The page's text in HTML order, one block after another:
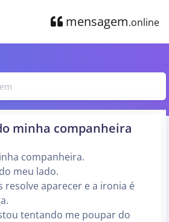
mensagem.online
minha companheira
companheira.
meu lado.
resolve aparecer e a ironia é
tentando me poupar do